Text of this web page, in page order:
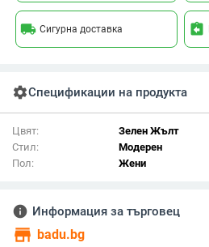
local_shipping Сигурна доставка assignment_return
settingsСпецификации на продукта
Цвят:
Зелен Жълт
Стил:
Модерен
Пол:
Жени
info Информация за търговец
store badu.bg